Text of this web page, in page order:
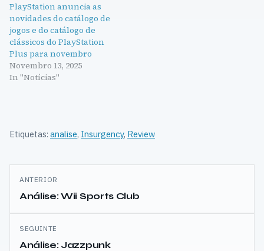
PlayStation anuncia as
novidades do catálogo de
jogos e do catálogo de
clássicos do PlayStation
Plus para novembro
Novembro 13, 2025
In "Notícias"
Etiquetas: analise, Insurgency, Review
Navegação
de
artigos
ANTERIOR
Análise: Wii Sports Club
SEGUINTE
Análise: Jazzpunk